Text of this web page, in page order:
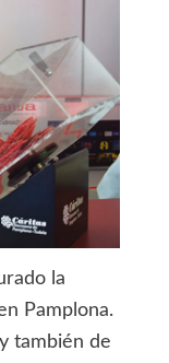
la
Pamplona.
también de